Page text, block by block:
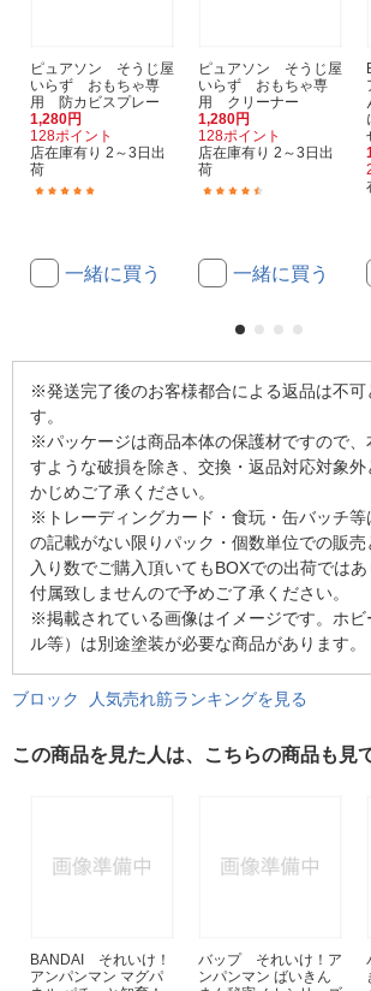
ピュアソン そうじ屋
いらず おもちゃ専
用 防カビスプレー
1,280円
128ポイント
店在庫有り 2～3日出
荷
一緒に買う
ピュアソン そうじ屋
いらず おもちゃ専
用 クリーナー
1,280円
128ポイント
店在庫有り 2～3日出
荷
一緒に買う
※発送完了後のお客様都合による返品は不可
す。
※パッケージは商品本体の保護材ですので、
すような破損を除き、交換・返品対応対象外
かじめご了承ください。
※トレーディングカード・食玩・缶バッチ等
の記載がない限りパック・個数単位での販
入り数でご購入頂いてもBOXでの出荷では
付属致しませんので予めご了承ください。
※掲載されている画像はイメージです。ホビ
ル等）は別途塗装が必要な商品があります。
ブロック 人気売れ筋ランキングを見る
この商品を見た人は、こちらの商品も見
BANDAI それいけ！
アンパンマン マグパ
バップ それいけ！ア
ンパンマン ばいきん